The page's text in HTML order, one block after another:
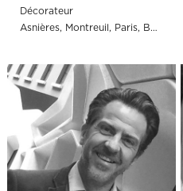
Décorateur
Asnières
Montreuil Paris Boulogne-Billancourt